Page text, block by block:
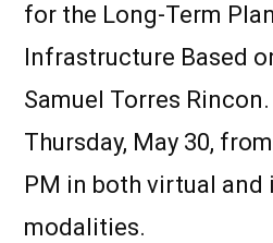
for the Long-Term
Infrastructure Based
Samuel Torres Rincon.
Thursday, May 30,
PM in both virtual and
modalities.